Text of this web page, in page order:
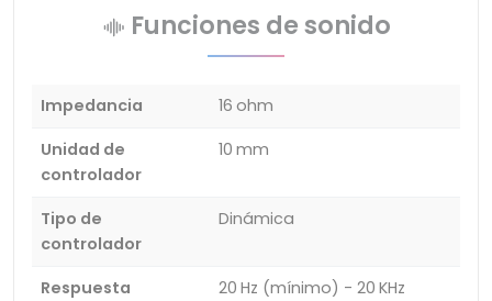
Funciones de sonido
Impedancia
16 ohm
Unidad de
controlador
10 mm
Tipo de
controlador
Dinámica
Respuesta
20 Hz (mínimo) - 20 KHz